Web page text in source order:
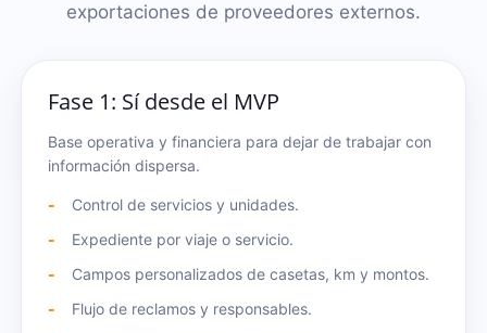
exportaciones de proveedores externos.
Fase 1: Sí desde el MVP
Base operativa y financiera para dejar de trabajar con
información dispersa.
Control de servicios y unidades.
Expediente por viaje o servicio.
Campos personalizados de casetas, km y montos.
Flujo de reclamos y responsables.